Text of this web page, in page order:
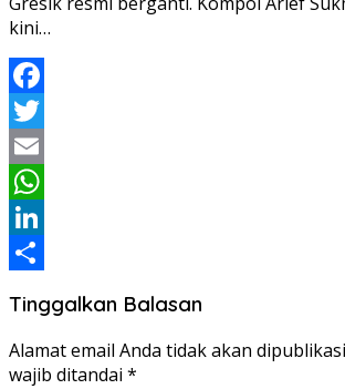
kini…
Facebook
Twitter
Email
WhatsApp
LinkedIn
Tinggalkan Balasan
Alamat email Anda tidak akan
wajib ditandai *